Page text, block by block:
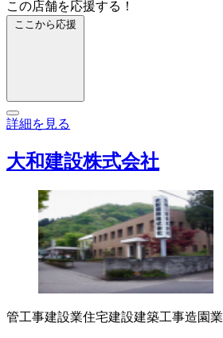
この店舗を応援する！
ここから応援
詳細を見る
大和建設株式会社
管工事建設業住宅建設建築工事造園業